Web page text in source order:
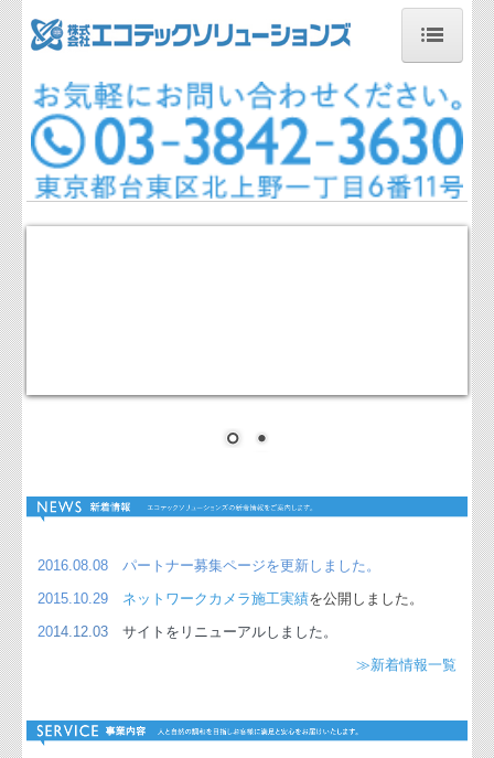
ホーム
会社概要
事業内容
2016.08.08 パートナー募集ページを更新しました。
2015.10.29 ネットワークカメラ施工実績を公開しました。
2014.12.03 サイトをリニュ ーア ルしました。
≫新着情報一覧